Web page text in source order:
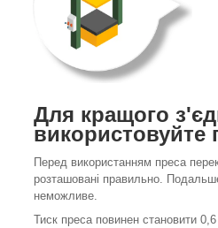
Для кращого
використовуйте
Перед використанням преса
розташовані правильно.
неможливе.
Тиск преса повинен становити